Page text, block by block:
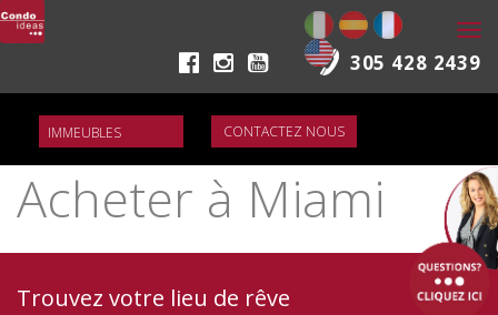
305 428 2439
CONTACTEZ NOUS
Acheter à Miami
Trouvez votre lieu de rêve